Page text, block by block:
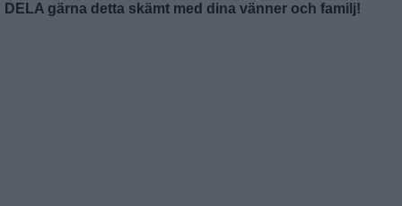
DELA gärna detta skämt med dina vänner och familj!